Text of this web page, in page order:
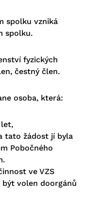
spolku vzniká
spolku.
fyzických
čestný člen.
osoba, která:
tato žádost jí byla
Pobočného
ve VZS
volen doorgánů